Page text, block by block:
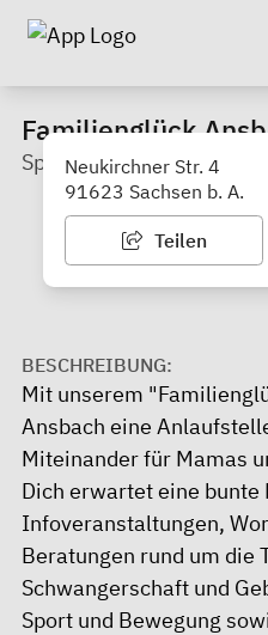
Familienglück
Sport, Ernährung und
Neukirchner Str. 4
91623 Sachsen b. A.
Teilen
BESCHREIBUNG:
Mit unserem
Ansbach eine
Miteinander für Mamas
Dich erwartet eine bunte
Infoveranstaltungen,
Beratungen rund um die
Schwangerschaft und
Sport und Bewegung